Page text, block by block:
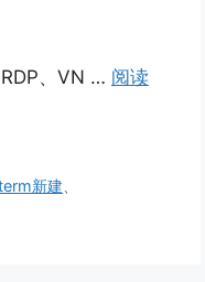
、VN … 阅读
新建